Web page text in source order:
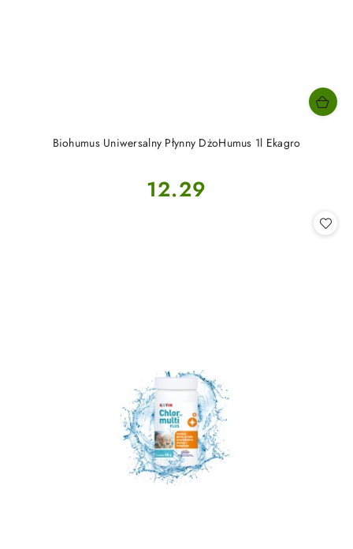
Biohumus Uniwersalny Płynny DżoHumus 1l Ekagro
Cena:
12.29